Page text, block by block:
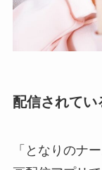
配信されてい
「となりのナ